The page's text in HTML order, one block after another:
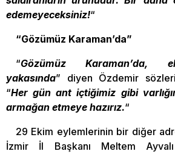
edemeyeceksiniz!“
“Gözümüz Karaman’da”
“Gözümüz Karaman’da,
yakasında” diyen Özdemir
“Her gün ant içtiğimiz gibi
armağan etmeye hazırız.“
29 Ekim eylemlerinin bir diğer
İzmir İl Başkanı Meltem